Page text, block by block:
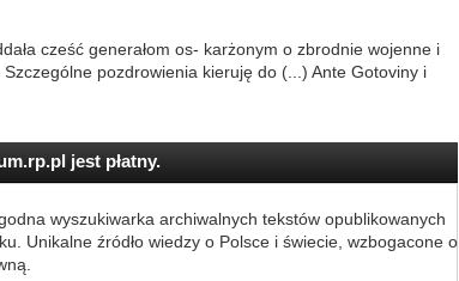
cześć generałom os- karżonym o zbrodnie wojenne i
pozdrowienia kieruję do (...) Ante Gotoviny i
jest płatny.
wyszukiwarka archiwalnych tekstów opublikowanych
Unikalne źródło wiedzy o Polsce i świecie, wzbogacone o